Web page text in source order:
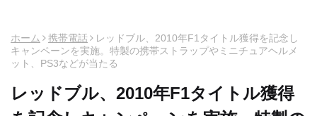
ホーム 携帯電話
レッドブル、2010年F1タイトル獲得を記念し
キャンペーンを実施。特製の携帯ストラップやミニチュアヘルメ
ット、PS3などが当たる
レッドブル、2010年F1タイトル獲得